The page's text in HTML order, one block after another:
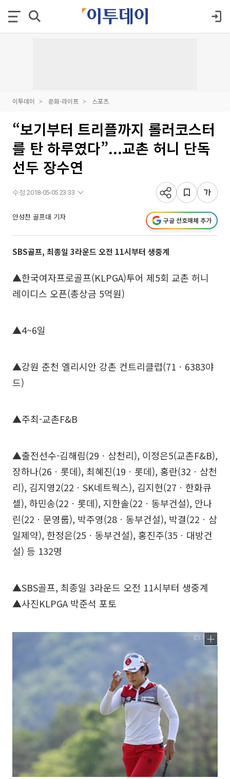
이투데이 문화·라이프 스포츠
“보기부터 트리플까지 롤러코스터
를 탄 하루였다”...교촌 허니 단독
선두 장수연
수정 2018-05-05 23:33
안성찬 골프대 기자 구글 선호매체 추가
SBS골프, 최종일 3라운드 오전 11시부터 생중계
▲한국여자프로골프(KLPGA)투어 제5회 교촌 허니
레이디스 오픈(총상금 5억원)
▲4~6일
▲강원 춘천 엘리시안 강촌 컨트리클럽(71ㆍ6383야
드)
▲주최-교촌F&B
▲출전선수-김해림(29ㆍ삼천리), 이정은5(교촌F&B),
장하나(26ㆍ롯데), 최혜진(19ㆍ롯데), 홍란(32ㆍ삼천
리), 김지영2(22ㆍSK네트웍스), 김지현(27ㆍ한화큐
셀), 하민송(22ㆍ롯데), 지한솔(22ㆍ동부건설), 안나
린(22ㆍ문영룹), 박주영(28ㆍ동부건설), 박결(22ㆍ삼
일제약), 한정은(25ㆍ동부건설), 홍진주(35ㆍ대방건
설) 등 132명
▲SBS골프, 최종일 3라운드 오전 11시부터 생중계
▲사진KLPGA 박준석 포토